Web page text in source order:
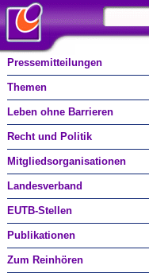
Pressemitteilungen
Themen
Leben ohne Barrieren
Recht und Politik
Mitgliedsorganisationen
Landesverband
EUTB-Stellen
Publikationen
Zum Reinhören